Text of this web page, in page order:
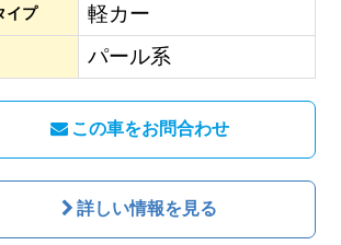
イプ 軽カー
パール系
この車をお問合わせ
詳しい情報を見る